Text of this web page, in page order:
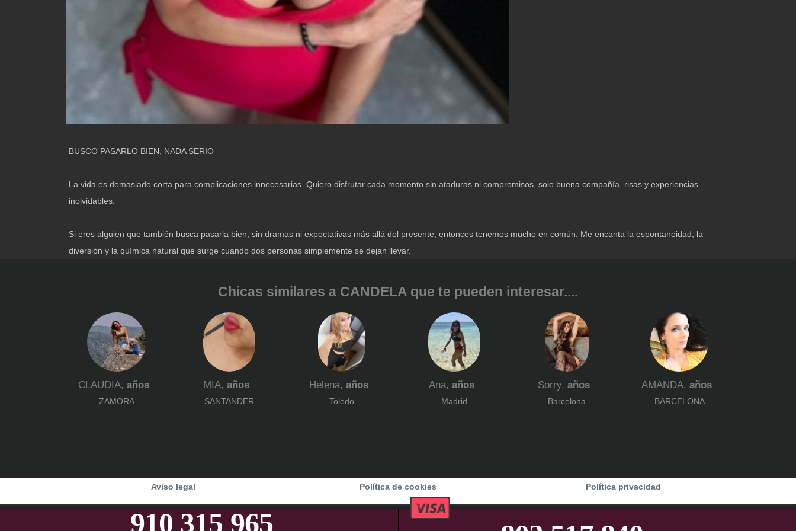
910 315 965
BUSCO PASARLO BIEN, NADA SERIO
La vida es demasiado corta para complicaciones innecesarias. Quiero disfrutar cada momento sin ataduras ni compromisos, solo buena compañía, risas y experiencias
inolvidables.
Si eres alguien que también busca pasarla bien, sin dramas ni expectativas más allá del presente, entonces tenemos mucho en común. Me encanta la espontaneidad, la
diversión y la química natural que surge cuando dos personas simplemente se dejan llevar.
Chicas similares a CANDELA que te pueden interesar....
CLAUDIA, años
ZAMORA
MIA, años
SANTANDER
Helena, años
Toledo
Ana, años
Madrid
Sorry, años
Barcelona
AMANDA, años
BARCELONA
Aviso legal Política de cookies Política privacidad